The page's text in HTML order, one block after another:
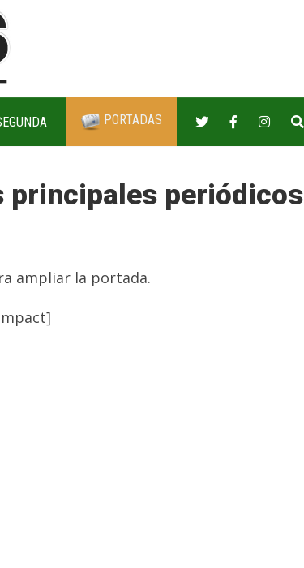
PORTADAS
principales periódicos
ampliar la portada.